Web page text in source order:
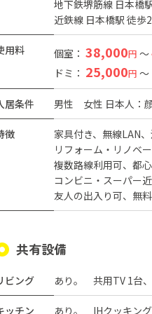
地下鉄堺筋線 日本橋
近鉄線 日本橋駅 徒歩
用料 個室： 38,000円 ～
ドミ： 25,000円 ～
居条件 男性 女性 日本人：
徴 家具付き 無線LAN
リフォーム・リノベ
複数路線利用可
都
コンビニ・スーパー
友人の出入り可
無
共有設備
ビング あり。 共用TV 1台
ッチン あり。 IHクッキン